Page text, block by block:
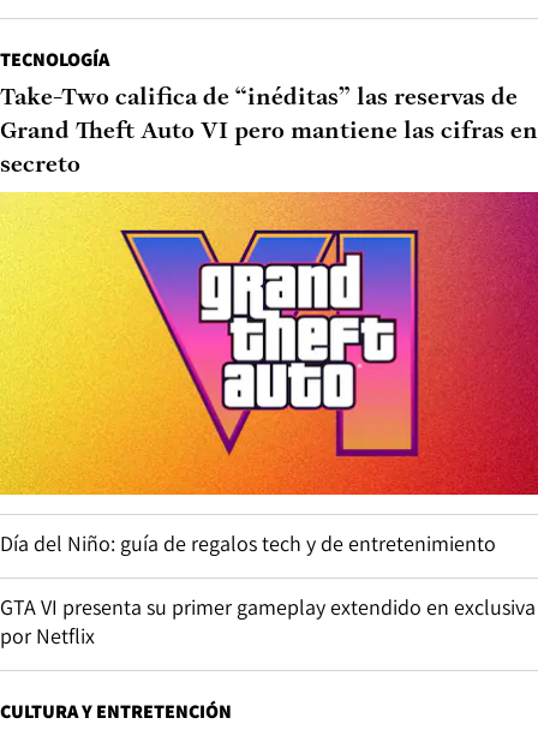
TECNOLOGÍA
Take-Two califica de “inéditas” las reservas de
Grand Theft Auto VI pero mantiene las cifras en
secreto
Día del Niño: guía de regalos tech y de entretenimiento
GTA VI presenta su primer gameplay extendido en exclusiva
por Netflix
CULTURA Y ENTRETENCIÓN